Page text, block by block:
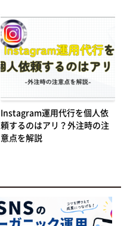
Instagram運用代行を個人依
頼するのはアリ？外注時の注
意点を解説